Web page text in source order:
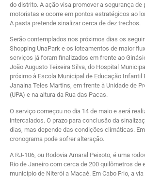
do distrito. A ação visa promover a segurança de
motoristas e ocorre em pontos estratégicos ao
A pasta pretende sinalizar cerca de dez trechos.
Serão contemplados nos próximos dias os
Shopping UnaPark e os loteamentos de maior
serviços já foram finalizados em frente ao
João Augusto Teixeira Silva, do Hospital
próximo à Escola Municipal de Educação Infantil
Janaina Teles Martins, em frente à Unidade de
(UPA) e na altura da Rua das Pacas.
O serviço começou no dia 14 de maio e será
intercalados. O prazo para conclusão da
dias, mas depende das condições climáticas.
cronograma pode sofrer alteração.
A RJ-106, ou Rodovia Amaral Peixoto, é uma
Rio de Janeiro com cerca de 200 quilômetros de
município de Niterói a Macaé. Em Cabo Frio, a